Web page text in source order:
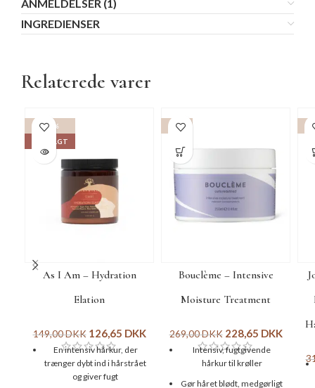
ANMELDELSER (1)
INGREDIENSER
Relaterede varer
-15%
UDSOLGT
As I Am – Hydration
Elation
149,00DKK 126,65 DKK
En intensiv hårkur, der
trænger dybt ind i hårstrået
og giver fugt
-15%
Bouclème – Intensive
Moisture Treatment
269,00DKK 228,65 DKK
Intensiv, fugtgivende
hårkur til krøller
Gør håret blødt, medgørligt
-